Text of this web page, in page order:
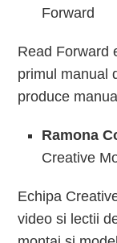
Forward
Read Forward
primul manual
produce
Ramona
Creative
Echipa
video si lectii